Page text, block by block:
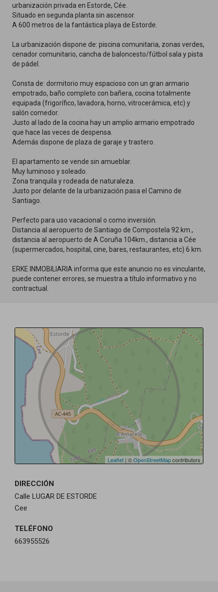
urbanización privada en Estorde, Cée.
Situado en segunda planta sin ascensor.
A 600 metros de la fantástica playa de Estorde.
La urbanización dispone de: piscina comunitaria, zonas verdes,
cenador comunitario, cancha de baloncesto/fútbol sala y pista
de pádel.
Consta de: dormitorio muy espacioso con un gran armario
empotrado, baño completo con bañera, cocina totalmente
equipada (frigorífico, lavadora, horno, vitrocerámica, etc) y
salón comedor.
Justo al lado de la cocina hay un amplio armario empotrado
que hace las veces de despensa.
Además dispone de plaza de garaje y trastero.
El apartamento se vende sin amueblar.
Muy luminoso y soleado.
Zona tranquila y rodeada de naturaleza.
Justo por delante de la urbanización pasa el Camino de
Santiago.
Perfecto para uso vacacional o como inversión.
Distancia al aeropuerto de Santiago de Compostela 92 km.,
distancia al aeropuerto de A Coruña 104km., distancia a Cée
(supermercados, hospital, cine, bares, restaurantes, etc) 6 km.
ERKE INMOBILIARIA informa que este anuncio no es vinculante,
puede contener errores, se muestra a título informativo y no
contractual.
Leaflet | ©OpenStreetMapcontributors
DIRECCIÓN
Calle LUGAR DE ESTORDE
Cee
TELÉFONO
663955526